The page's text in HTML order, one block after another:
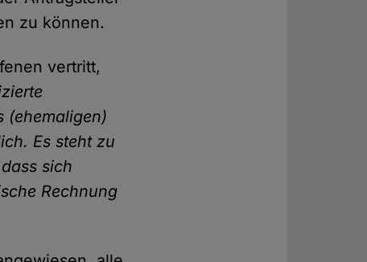
zu können.
vertritt,
(ehemaligen)
Es steht zu
sich
Rechnung